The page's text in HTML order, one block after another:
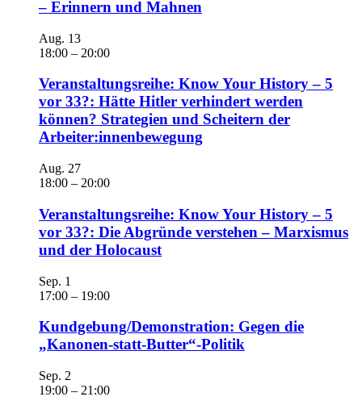
– Erinnern und Mahnen
Aug. 13
18:00 – 20:00
Veranstaltungsreihe: Know Your History – 5
vor 33?: Hätte Hitler verhindert werden
können? Strategien und Scheitern der
Arbeiter:innenbewegung
Aug. 27
18:00 – 20:00
Veranstaltungsreihe: Know Your History – 5
vor 33?: Die Abgründe verstehen – Marxismus
und der Holocaust
Sep. 1
17:00 – 19:00
Kundgebung/Demonstration: Gegen die
„Kanonen-statt-Butter“-Politik
Sep. 2
19:00 – 21:00